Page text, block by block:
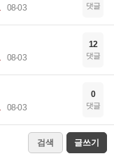
08-03 댓글
08-03
12
댓글
08-03
0
댓글
검색 글쓰기